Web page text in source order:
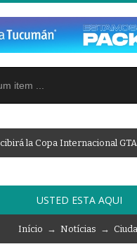
cibirá l a Copa Internacional GTA
USTED ESTA AQUI
Início → Notícias →